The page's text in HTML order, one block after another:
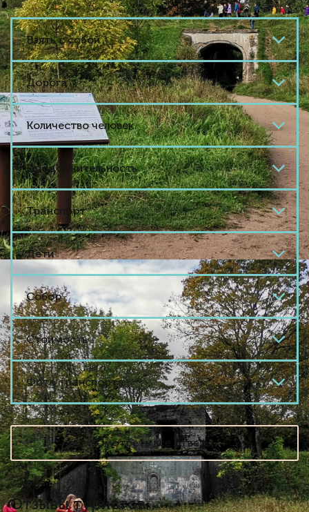
Взять с собой
Дорога
Количество человек
Продолжительность
Транспорт
Дети
Собор
Стоимость
Фото транспорта
Смотреть все ответы
Отзывы туристов